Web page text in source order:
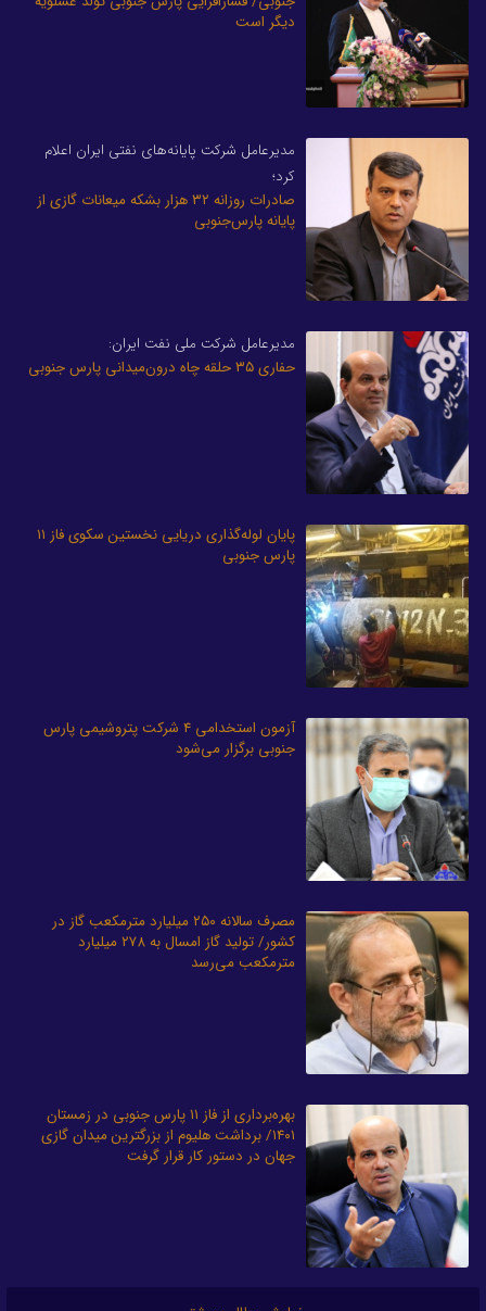
دیگر است
مدیرعامل شرکت پایانه‌های نفتی ایران اعلام
کرد؛
صادرات روزانه ۳۲ هزار بشکه میعانات گازی از
پایانه پارس‌جنوبی
مدیرعامل شرکت ملی نفت ایران:
حفاری ۳۵ حلقه چاه درون‌میدانی پارس جنوبی
پایان لوله‌گذاری دریایی نخستین سکوی فاز ۱۱
پارس جنوبی
آزمون استخدامی ۴ شرکت پتروشیمی پارس
جنوبی برگزار می‌شود
مصرف سالانه ۲۵۰ میلیارد مترمکعب گاز در
کشور/ تولید گاز امسال به ۲۷۸ میلیارد
مترمکعب می‌رسد
بهره‌برداری از فاز ۱۱ پارس جنوبی در زمستان
۱۴۰۱/ برداشت هلیوم از بزرگترین میدان گازی
جهان در دستور کار قرار گرفت